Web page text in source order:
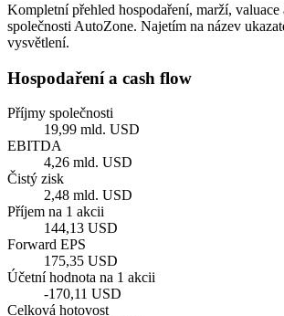
Kompletní přehled hospodaření, marží,
společnosti AutoZone. Najetím na název
vysvětlení.
Hospodaření a cash flow
Příjmy společnosti
19,99 mld. USD
EBITDA
4,26 mld. USD
Čistý zisk
2,48 mld. USD
Příjem na 1 akcii
144,13 USD
Forward EPS
175,35 USD
Účetní hodnota na 1 akcii
-170,11 USD
Celková hotovost